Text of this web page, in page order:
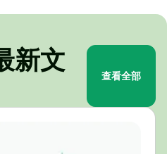
新文
查看全部